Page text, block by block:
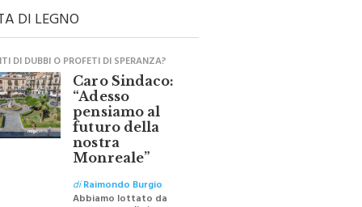
DI LEGNO
DI DUBBI O PROFETI DI SPERANZA?
Caro Sindaco:
“Adesso
pensiamo al
futuro della
nostra
Monreale”
diRaimondo Burgio
Abbiamo lottato da
sempre per eliminare